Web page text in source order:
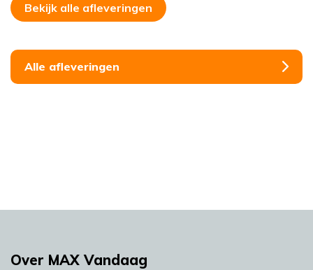
Bekijk alle afleveringen
Alle afleveringen
Over MAX Vandaag